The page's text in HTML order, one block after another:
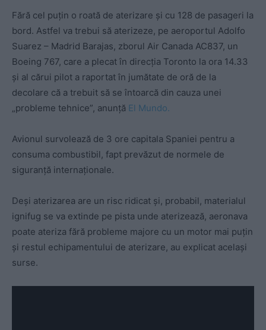
Fără cel puțin o roată de aterizare și cu 128 de pasageri la
bord. Astfel va trebui să aterizeze, pe aeroportul Adolfo
Suarez – Madrid Barajas, zborul Air Canada AC837, un
Boeing 767, care a plecat în direcția Toronto la ora 14.33
și al cărui pilot a raportat în jumătate de oră de la
decolare că a trebuit să se întoarcă din cauza unei
„probleme tehnice”, anunţă El Mundo.
Avionul survolează de 3 ore capitala Spaniei pentru a
consuma combustibil, fapt prevăzut de normele de
siguranţă internaţionale.
Deși aterizarea are un risc ridicat și, probabil, materialul
ignifug se va extinde pe pista unde aterizează, aeronava
poate ateriza fără probleme majore cu un motor mai puțin
și restul echipamentului de aterizare, au explicat același
surse.